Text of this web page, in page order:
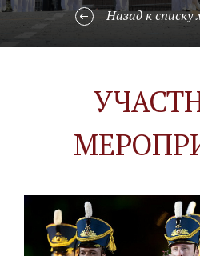
Назад к